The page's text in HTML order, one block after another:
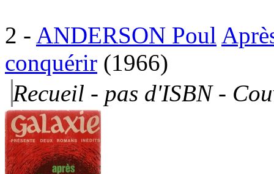
2 - ANDERSON Poul
conquérir (1966)
Recueil - pas d'ISBN -